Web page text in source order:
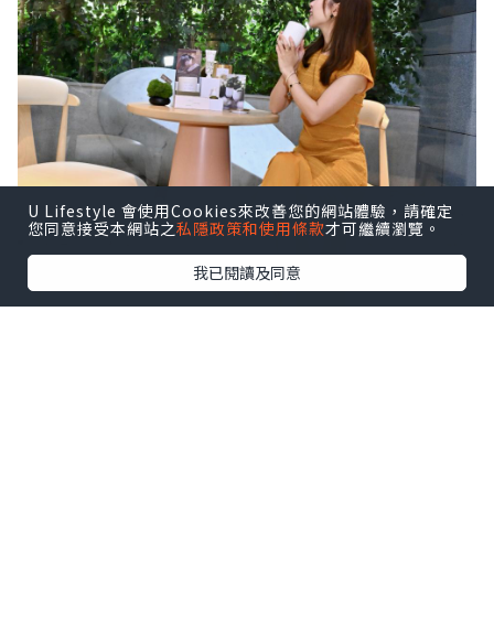
U Lifestyle 會使用Cookies來改善您的網站體驗，請確定
您同意接受本網站之私隱政策和使用條款才可繼續瀏覽。
我已閱讀及同意